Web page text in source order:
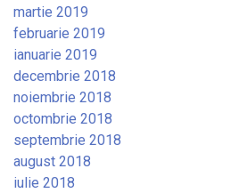
martie 2019
februarie 2019
ianuarie 2019
decembrie 2018
noiembrie 2018
octombrie 2018
septembrie 2018
august 2018
iulie 2018